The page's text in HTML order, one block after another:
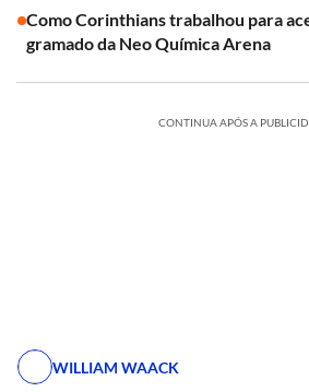
Como Corinthians trabalhou para
gramado da Neo Química Arena
CONTINUA APÓS A
WILLIAM WAACK